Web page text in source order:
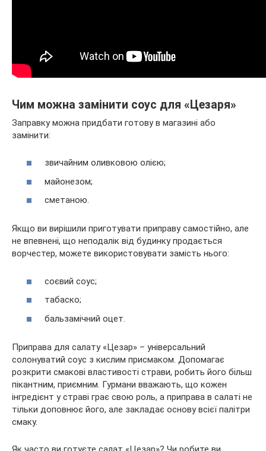
Чим можна замінити соус для «Цезаря»
Заправку можна придбати готову в магазині або
замінити:
звичайним оливковою олією;
майонезом;
сметаною.
Якщо ви вирішили приготувати приправу самостійно, але
не впевнені, що неподалік від будинку продається
ворчестер, можете використовувати замість нього:
соєвий соус;
табаско;
бальзамічний оцет.
Приправа для салату «Цезар» – універсальний
солонуватий соус з кислим присмаком. Допомагає
розкрити смакові властивості страви, робить його більш
пікантним, приємним. Гурмани вважають, що кожен
інгредієнт у страві грає свою роль, а приправа в салаті не
тільки доповнює його, але закладає основу всієї палітри
смаку.